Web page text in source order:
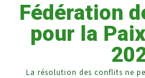
Fédération
pour la
La résolution des conflits ne